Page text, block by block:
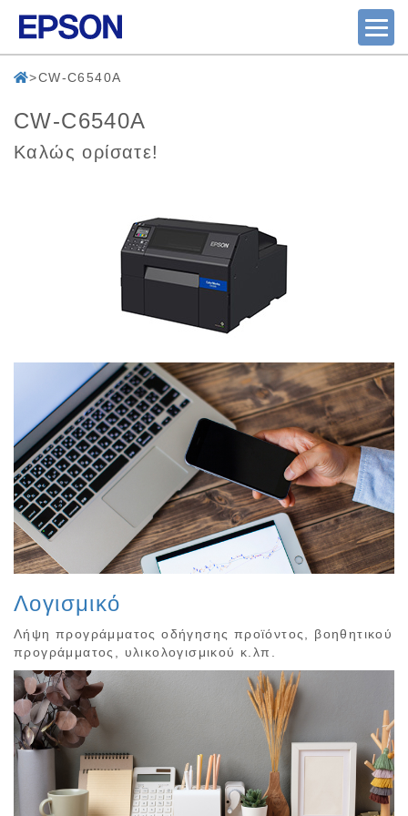
CW-C6540A
CW-C6540A
Καλώς ορίσατε!
Λογισμικό
Λήψη προγράμματος οδήγησης προϊόντος, βοηθητικού
προγράμματος, υλικολογισμικού κ.λπ.